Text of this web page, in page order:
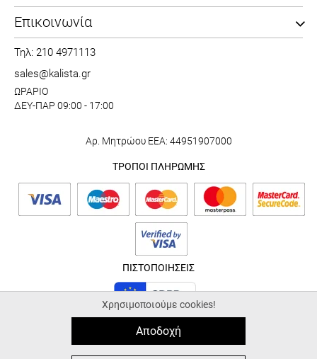
Επικοινωνία
Τηλ: 210 4971113
sales@kalista.gr
ΩΡΑΡΙΟ
ΔΕΥ-ΠΑΡ 09:00 - 17:00
Αρ. Μητρώου ΕΕΑ: 44951907000
ΤΡΟΠΟΙ ΠΛΗΡΩΜΗΣ
ΠΙΣΤΟΠΟΙΗΣΕΙΣ
ALL-IN-ONE eCommerce Business Development by
Plushost.gr
Χρησιμοποιούμε cookies!
Αποδοχή